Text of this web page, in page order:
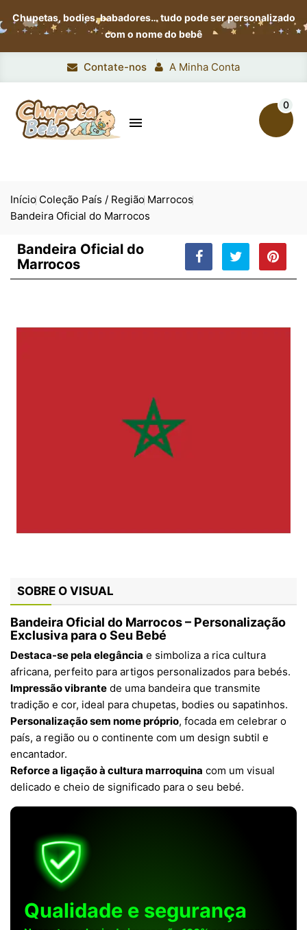
Chupetas, bodies, babadores…tudo pode ser personalizado
com o nome do bebê
Contate-nos A Minha Conta

0
Início Coleção País / Região Marrocos
Bandeira Oficial do Marrocos
Bandeira Oficial do
Marrocos
SOBRE O VISUAL
Bandeira Oficial do Marrocos – Personalização
Exclusiva para o Seu Bebé
Destaca-se pela elegância e simboliza a rica cultura
africana, perfeito para artigos personalizados para bebés.
Impressão vibrante de uma bandeira que transmite
tradição e cor, ideal para chupetas, bodies ou sapatinhos.
Personalização sem nome próprio, focada em celebrar o
país, a região ou o continente com um design subtil e
encantador.
Reforce a ligação à cultura marroquina com um visual
delicado e cheio de significado para o seu bebé.
Qualidade e segurança